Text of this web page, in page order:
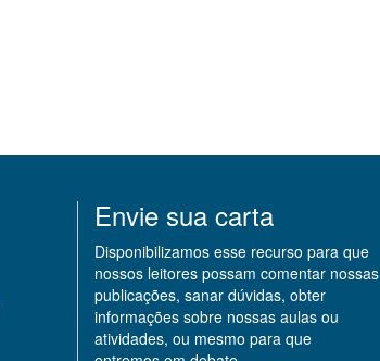
Envie sua carta
Disponibilizamos esse recurso para que
nossos leitores possam comentar nossas
publicações, sanar dúvidas, obter
informações sobre nossas aulas ou
atividades, ou mesmo para que